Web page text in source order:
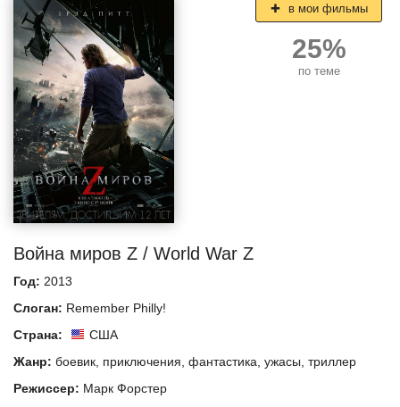
Война миров Z / World War Z
Год: 2013
Слоган: Remember Philly!
Страна:
США
Жанр: боевик приключения фантастика ужасы триллер
Режиссер: Марк Форстер
в мои фильмы
25%
по теме